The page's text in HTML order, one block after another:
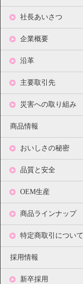
社長あいさつ
企業概要
沿革
主要取引先
災害への取り組み
商品情報
おいしさの秘密
品質と安全
OEM生産
商品ラインナップ
特定商取引について
採用情報
新卒採用